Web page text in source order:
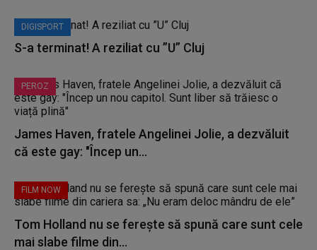
DIGISPORT
S-a terminat! A reziliat cu ”U” Cluj
PEROZ
James Haven, fratele Angelinei Jolie, a dezvăluit
că este gay: "Încep un...
FILM NOW
Tom Holland nu se ferește să spună care sunt cele
mai slabe filme din...